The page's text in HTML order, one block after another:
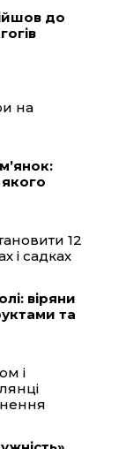
t
A
до
на
12
і садках
віряни
та
і